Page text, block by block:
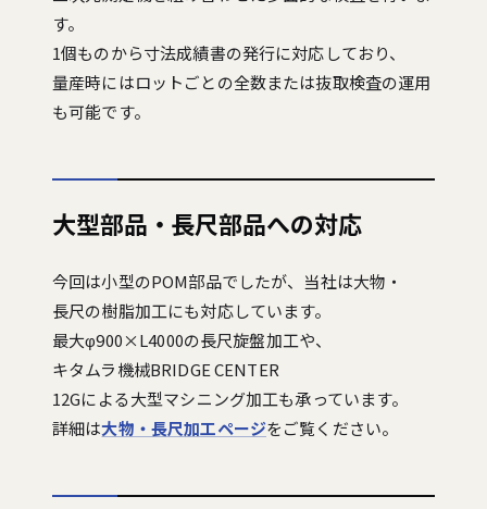
す。
1個ものから寸法成績書の発行に対応しており、
量産時にはロットごとの全数または抜取検査の運用
も可能です。
大型部品・長尺部品への対応
今回は小型のPOM部品でしたが、当社は大物・
長尺の樹脂加工にも対応しています。
最大φ900×L4000の長尺旋盤加工や、
キタムラ機械BRIDGE CENTER
12Gによる大型マシニング加工も承っています。
詳細は大物・長尺加工ページをご覧ください。